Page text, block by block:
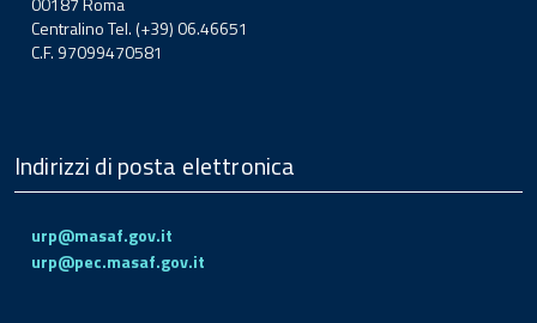
Centralino Tel. (+39) 06.46651
C.F. 97099470581
Indirizzi di posta elettronica
urp@masaf.gov.it
urp@pec.masaf.gov.it